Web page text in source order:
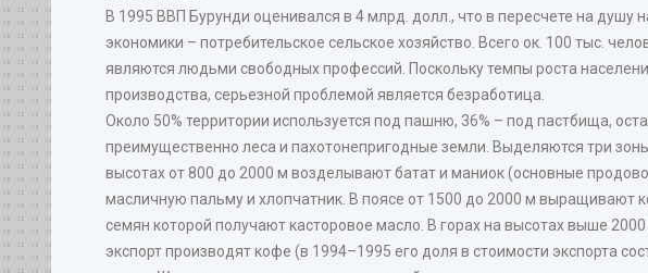
В 1995 ВВП Бурунди оценивался в 4 млрд. долл., что в пересчете на душу
экономики – потребительское сельское хозяйство. Всего ок. 100 тыс.
являются людьми свободных профессий. Поскольку темпы роста
производства, серьезной проблемой является безработица.
Около 50% территории используется под пашню, 36% – под пастбища,
преимущественно леса и пахотонепригодные земли. Выделяются три
высотах от 800 до 2000 м возделывают батат и маниок (основные
масличную пальму и хлопчатник. В поясе от 1500 до 2000 м выращивают
семян которой получают касторовое масло. В горах на высотах выше
экспорт производят кофе (в 1994–1995 его доля в стоимости экспорта